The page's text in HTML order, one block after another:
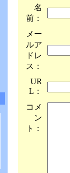
名
前：
メー
ルア
ドレ
ス：
UR
L：
コメ
ン
ト：